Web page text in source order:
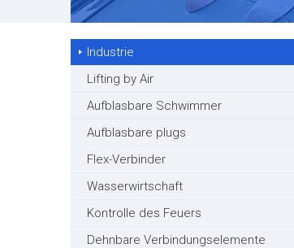
Industrie
Lifting by Air
Aufblasbare Schwimmer
Aufblasbare plugs
Flex-Verbinder
Wasserwirtschaft
Kontrolle des Feuers
Dehnbare Verbindungselemente